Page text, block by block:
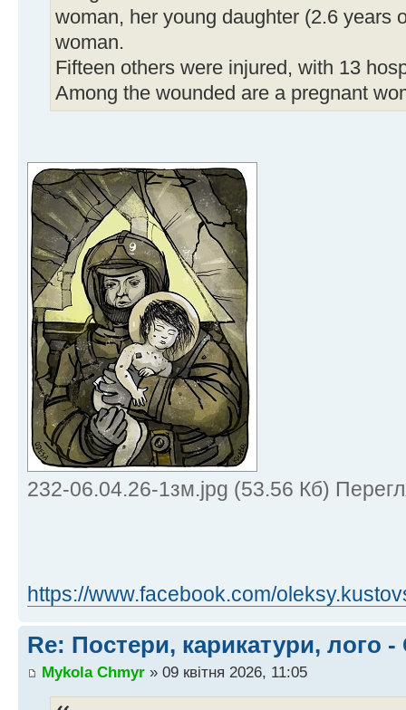
woman, her young daughter (2.6 years
woman.
Fifteen others were injured, with 13
Among the wounded are a pregnant
232-06.04.26-1зм.jpg (53.56 Кб)
https://www.facebook.com/
Re: Постери, карикатури, лого
Mykola Chmyr » 09 квітня 2026, 11:05